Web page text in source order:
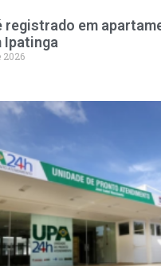
registrado em
Ipatinga
2026